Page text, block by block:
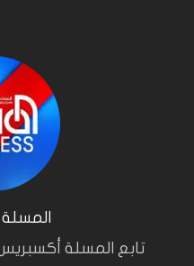
تابع المسلة